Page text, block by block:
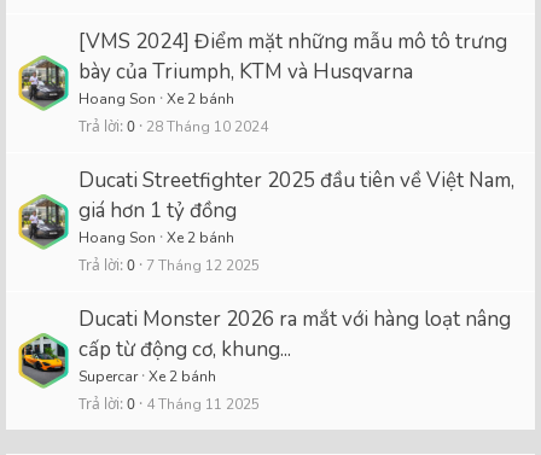
[VMS 2024] Điểm mặt những mẫu mô tô trưng
bày của Triumph, KTM và Husqvarna
Hoang Son Xe 2 bánh
Trả lời 0 28 Tháng 10 2024
Ducati Streetfighter 2025 đầu tiên về Việt Nam,
giá hơn 1 tỷ đồng
Hoang Son Xe 2 bánh
Trả lời 0 7 Tháng 12 2025
Ducati Monster 2026 ra mắt với hàng loạt nâng
cấp từ động cơ, khung...
Supercar Xe 2 bánh
Trả lời 0 4 Tháng 11 2025